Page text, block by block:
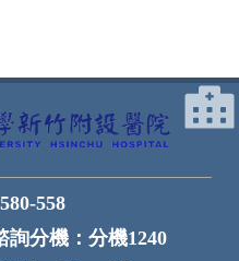
558
分機： 分機1240